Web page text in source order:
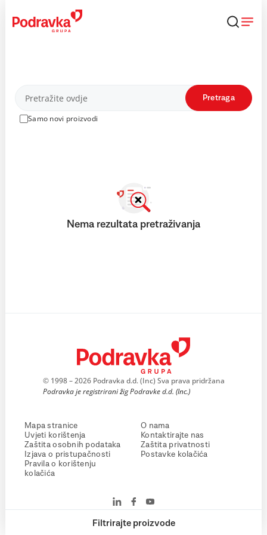
content
Proizvodi
Samo novi proizvodi
Pretraga
Filtrirajte proizvode
Nema rezultata pretraživanja
© 1998 – 2026 Podravka d.d. (Inc) Sva prava pridržana
Podravka je registrirani žig Podravke d.d. (Inc.)
Mapa stranice
Uvjeti korištenja
Zaštita osobnih podataka
Izjava o pristupačnosti
Pravila o korištenju
kolačića
O nama
Kontaktirajte nas
Zaštita privatnosti
Postavke kolačića